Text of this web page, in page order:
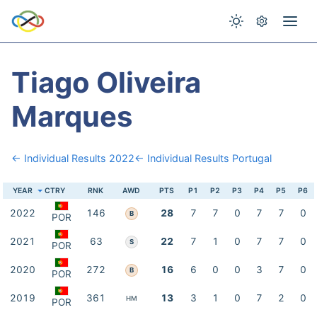
Tiago Oliveira
Marques
← Individual Results 2022← Individual Results Portugal
YEAR CTRY RNK AWD PTS P1 P2 P3 P4 P5 P6
2022 POR 146 B 28 7 7 0 7 7 0
2021 POR 63 S 22 7 1 0 7 7 0
2020 POR 272 B 16 6 0 0 3 7 0
2019 POR 361 HM 13 3 1 0 7 2 0